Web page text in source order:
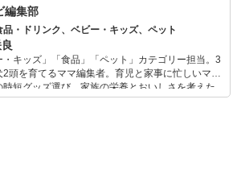
編集部
品・ドリンク、ベビー・キッズ、ペット
・キッズ」「食品」「ペット」カテゴリー担当。3
2頭を育てるママ編集者。育児と家事に忙しいママ
時短グッズ選び、家族の栄養とおいしさを考えた
、束の間のリラックスタイムを楽しむためのスイ